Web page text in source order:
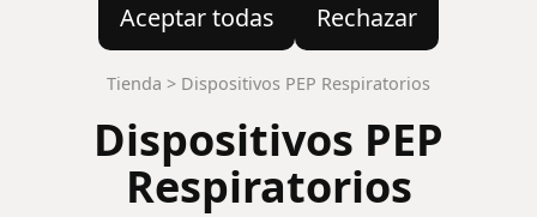
Aceptar todas Rechazar
Tienda > Dispositivos PEP Respiratorios
Dispositivos PEP
Respiratorios